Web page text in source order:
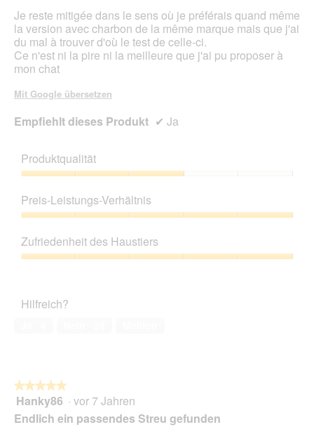
Je reste mitigée dans le sens où je préférais quand même
la version avec charbon de la même marque mais que j'ai
du mal à trouver d'où le test de celle-ci.
Ce n'est ni la pire ni la meilleure que j'ai pu proposer à
mon chat
Mit Google übersetzen
Empfiehlt dieses Produkt ✔ Ja
Produktqualität
3
von
5
Preis-Leistungs-Verhältnis
Leistungs-
Verhältnis,
5
Zufriedenheit des Haustiers
5
Hilfreich?
★★★★★
★★★★★
5Hanky86 · vor 7 Jahren
Endlich ein passendes Streu gefunden